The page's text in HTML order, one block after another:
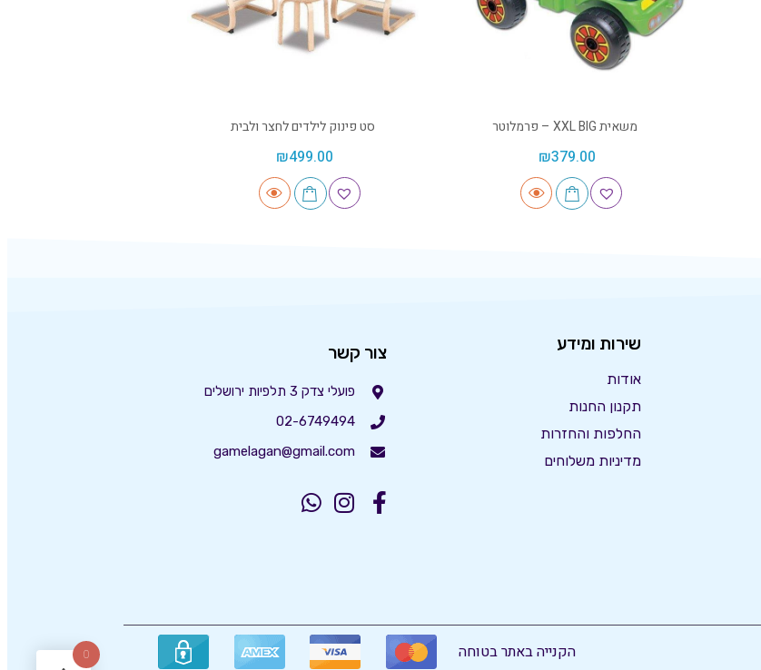
משאית XXL BIG – פרמלוטר
₪379.00
סט פינוק לילדים לחצר ולבית
₪499.00
שירות ומידע
אודות
תקנון החנות
החלפות והחזרות
מדיניות משלוחים
צור קשר
פועלי צדק 3 תלפיות ירושלים
02-6749494
gamelagan@gmail.com
הקנייה באתר בטוחה 0